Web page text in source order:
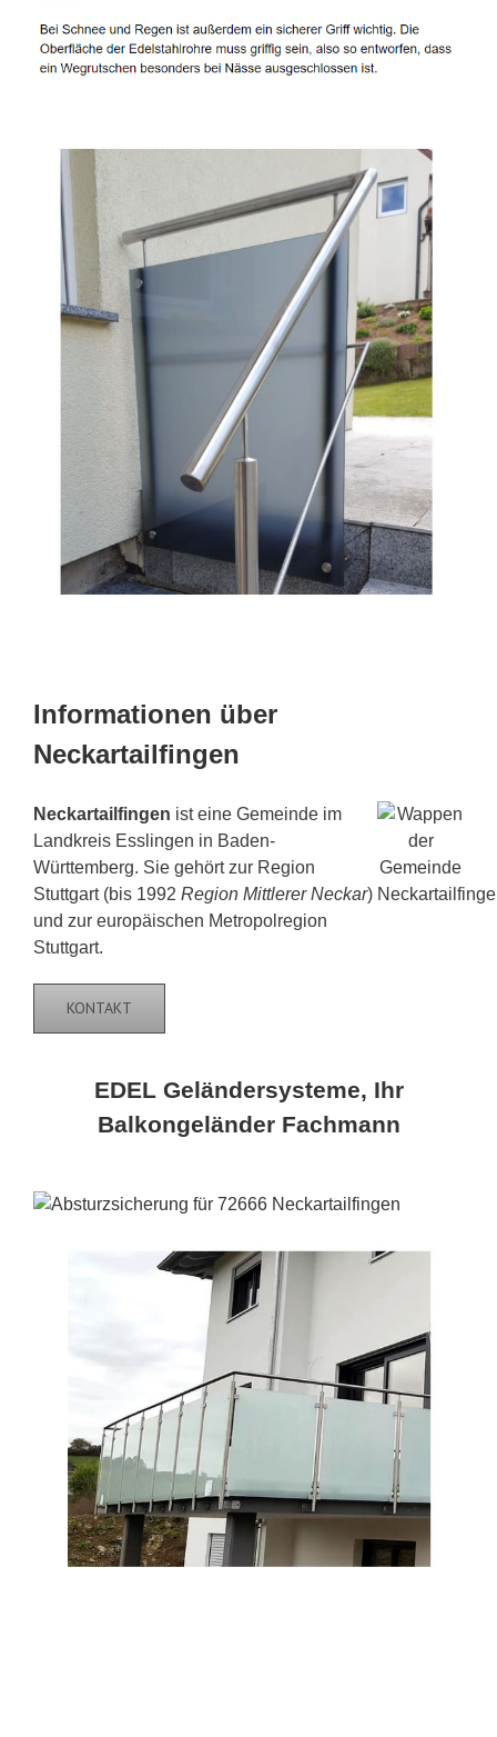
Informationen über
Neckartailfingen
Neckartailfingen ist eine Gemeinde im
Landkreis Esslingen in Baden-
Württemberg. Sie gehört zur Region
Stuttgart (bis 1992 Region Mittlerer Neckar)
und zur europäischen Metropolregion
Stuttgart.
KONTAKT
EDEL Geländersysteme, Ihr
Balkongeländer Fachmann